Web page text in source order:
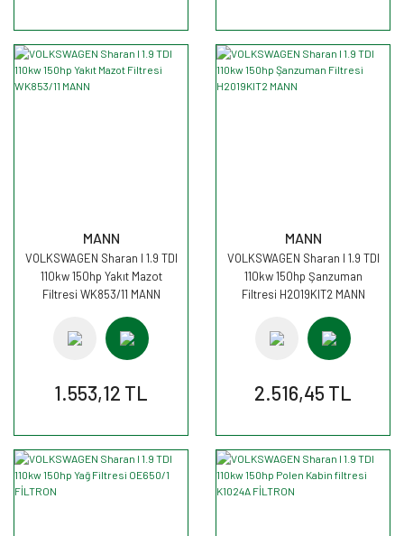
MANN
VOLKSWAGEN Sharan I 1.9 TDI
110kw 150hp Yakıt Mazot
Filtresi WK853/11 MANN
1.553,12 TL
MANN
VOLKSWAGEN Sharan I 1.9 TDI
110kw 150hp Şanzuman
Filtresi H2019KIT2 MANN
2.516,45 TL